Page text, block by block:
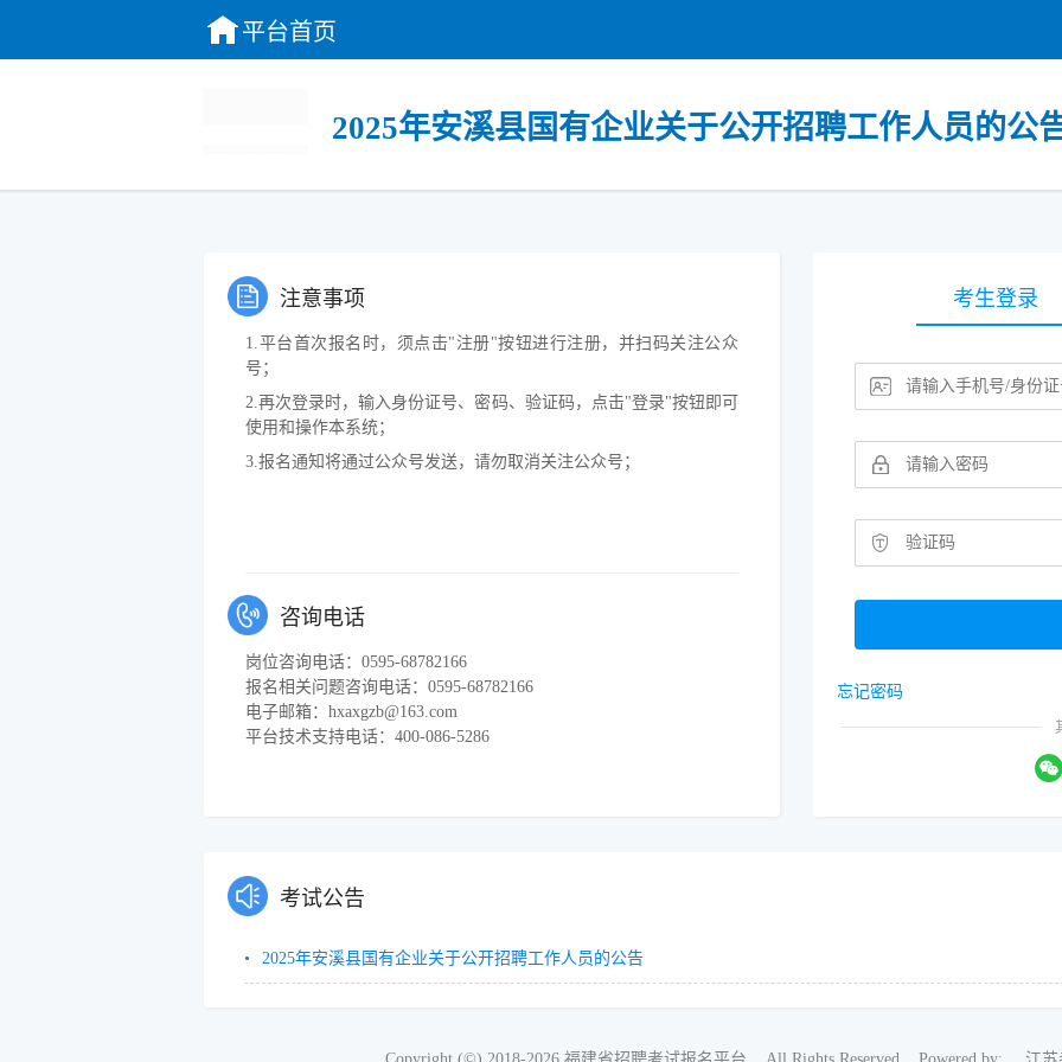
平台首页
2025年安溪县国有企业关于公开招聘工作人员的公
注意事项
1.平台首次报名时，须点击"注册"按钮进行注册，并扫码关注公众
号；
2.再次登录时，输入身份证号、密码、验证码，点击"登录"按钮即可
使用和操作本系统；
3.报名通知将通过公众号发送，请勿取消关注公众号；
咨询电话
岗位咨询电话：0595-68782166
报名相关问题咨询电话：0595-68782166
电子邮箱：hxaxgzb@163.com
平台技术支持电话：400-086-5286
考生登录
忘记密码
考试公告
2025年安溪县国有企业关于公开招聘工作人员的公告